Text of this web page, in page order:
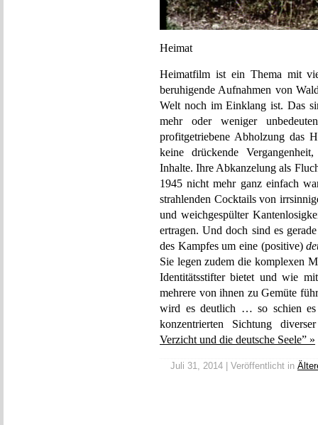
Heimat
Heimatfilm ist ein Thema mit
beruhigende Aufnahmen von
Welt noch im Einklang ist. Das
mehr oder weniger
profitgetriebene Abholzung das
keine drückende
Inhalte. Ihre Abkanzelung als
1945 nicht mehr ganz einfach
strahlenden Cocktails von
und weichgespülter
ertragen. Und doch sind es
des Kampfes um eine (positive)
Sie legen zudem die komplexen
Identitätsstifter bietet und wie
mehrere von ihnen zu Gemüte
wird es deutlich … so schien es
konzentrierten Sichtung
Verzicht und die deutsche Seele” »
Juli 31, 2014 | Veröffentlicht in